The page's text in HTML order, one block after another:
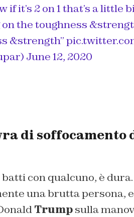
if it’s 2 on 1 that’s a
the toughness
&strength”
June 12, 2020
di soffocamento
con qualcuno, è
una brutta persona,
Trumpsulla